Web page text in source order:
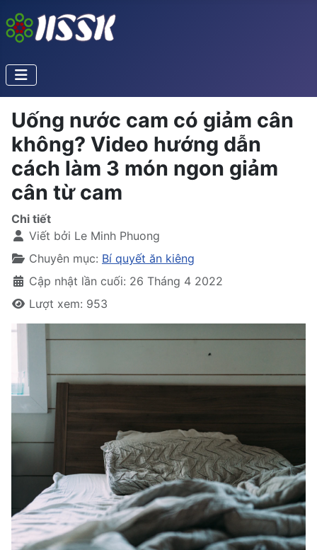
Uống nước cam có giảm cân
không? Video hướng dẫn
cách làm 3 món ngon giảm
cân từ cam
Chi tiết
Viết bởi Le Minh Phuong
Chuyên mục: Bí quyết ăn kiêng
Cập nhật lần cuối: 26 Tháng 4 2022
Lượt xem: 953